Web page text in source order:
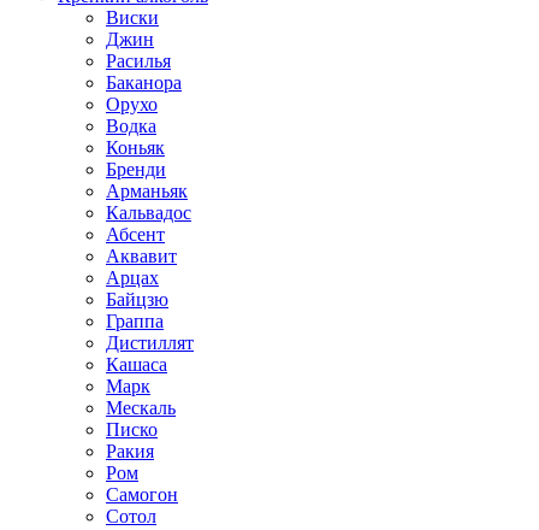
Виски
Джин
Расилья
Баканора
Орухо
Водка
Коньяк
Бренди
Арманьяк
Кальвадос
Абсент
Аквавит
Арцах
Байцзю
Граппа
Дистиллят
Кашаса
Марк
Мескаль
Писко
Ракия
Ром
Самогон
Сотол